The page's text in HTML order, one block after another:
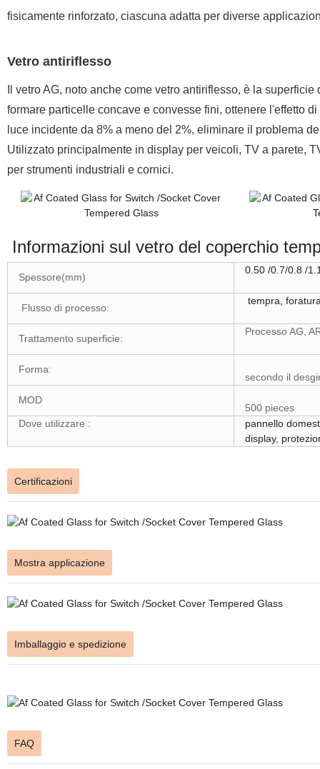
fisicamente rinforzato, ciascuna adatta per diverse
Vetro antiriflesso
Il vetro AG, noto anche come vetro antiriflesso, è la
formare particelle concave e convesse fini, ottenere l'effetto
luce incidente da 8% a meno del 2%, eliminare il problema
Utilizzato principalmente in display per veicoli, TV a parete,
per strumenti industriali e cornici.
Informazioni sul vetro del coperchio
Spessore(mm)
0.50 /0.7/0.8 /
Flusso di processo:
tempra,
Trattamento superficie:
Processo AG,
Forma:
secondo il
MOD
500 pieces
Dove utilizzare :
pannello
display,
Certificazioni
Mostra applicazione
Imballaggio e spedizione
FAQ